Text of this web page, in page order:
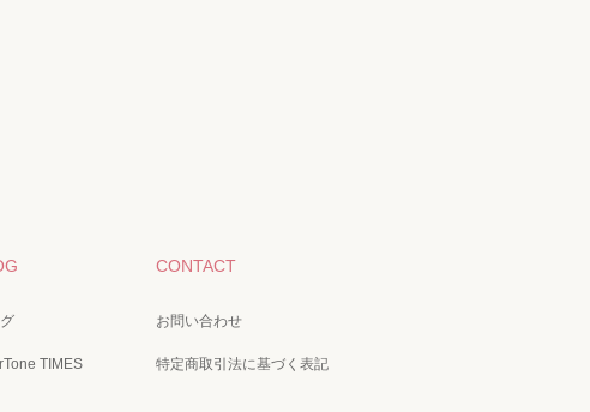
TIMES
CONTACT
お問い合わせ
特定商取引法に基づく表記